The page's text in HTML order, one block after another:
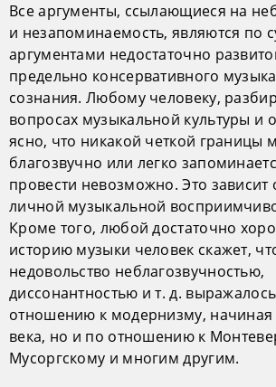
Все аргументы, ссылающиеся на
и незапоминаемость, являются по
аргументами недостаточно
предельно консервативного
сознания. Любому человеку,
вопросах музыкальной культуры и
ясно, что никакой четкой границы
благозвучно или легко
провести невозможно. Это зависит
личной музыкальной
Кроме того, любой достаточно
историю музыки человек скажет,
недовольство неблагозвучностью,
диссонантностью и т. д.
отношению к модернизму, начиная
века, но и по отношению к
Мусоргскому и многим другим.